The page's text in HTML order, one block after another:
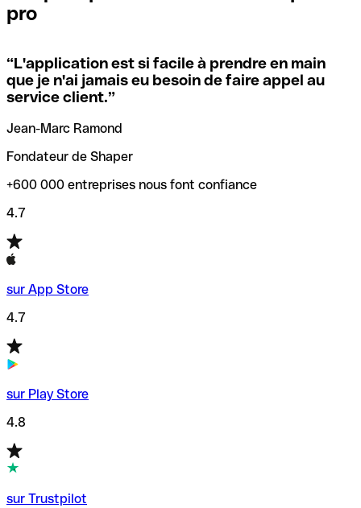
locales.
Si vous n'êtes pas sûr du code SWIFT que vous devriez
utiliser, nous avons développé un outil de recherche de
codes SWIFT par nom de banque.
vérification/recherche de codes SWIFT. Ainsi, vous pouvez
trouver et vérifier vos codes SWIFT avant de réaliser vos
transferts d’argent.
pro
“L'application est si facile à prendre en main
que je n'ai jamais eu besoin de faire appel au
service client.”
Jean-Marc Ramond
Fondateur de Shaper
+600 000 entreprises nous font confiance
4.7
sur App Store
4.7
sur Play Store
4.8
sur Trustpilot